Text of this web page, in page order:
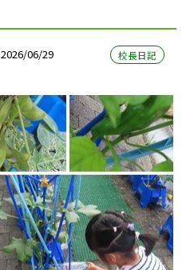
2026/06/29 校長日記